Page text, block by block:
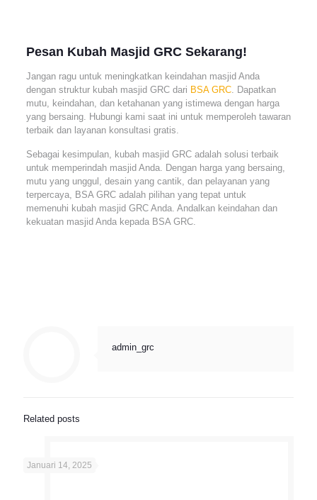
Pesan Kubah Masjid GRC Sekarang!
Jangan ragu untuk meningkatkan keindahan masjid Anda
dengan struktur kubah masjid GRC dari BSA GRC. Dapatkan
mutu, keindahan, dan ketahanan yang istimewa dengan harga
yang bersaing. Hubungi kami saat ini untuk memperoleh tawaran
terbaik dan layanan konsultasi gratis.
Sebagai kesimpulan, kubah masjid GRC adalah solusi terbaik
untuk memperindah masjid Anda. Dengan harga yang bersaing,
mutu yang unggul, desain yang cantik, dan pelayanan yang
terpercaya, BSA GRC adalah pilihan yang tepat untuk
memenuhi kubah masjid GRC Anda. Andalkan keindahan dan
kekuatan masjid Anda kepada BSA GRC.
admin_grc
Related posts
Januari 14, 2025